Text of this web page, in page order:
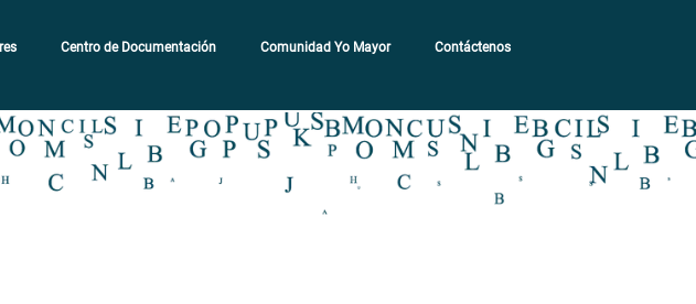
Centro de Documentación Comunidad Yo Mayor Contáctenos